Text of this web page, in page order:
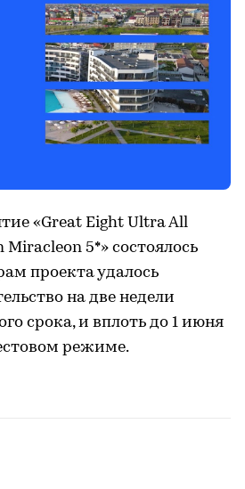
«Great Eight Ultra All
Miracleon 5*» состоялось
проекта удалось
на две недели
срока, и вплоть до 1 июня
режиме.